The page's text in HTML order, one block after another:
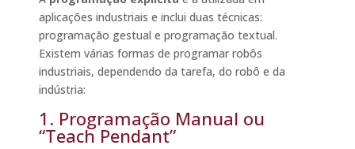
aplicações industriais e inclui duas técnicas:
programação gestual e programação textual.
Existem várias formas de programar robôs
industriais, dependendo da tarefa, do robô e da
indústria:
1. Programação Manual ou
“Teach Pendant”